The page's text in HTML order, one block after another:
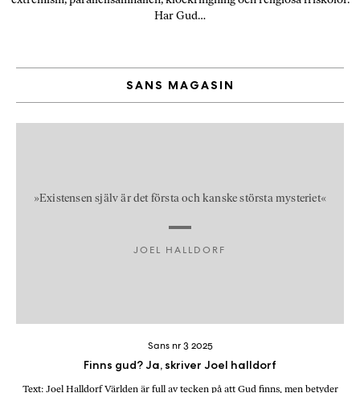
Har Gud…
SANS MAGASIN
»Existensen själv är det första och kanske största mysteriet«
JOEL HALLDORF
Finns gud? Ja, skriver Joel halldorf
Sans nr 3 2025
Text: Joel Halldorf Världen är full av tecken på att Gud finns, men betyder